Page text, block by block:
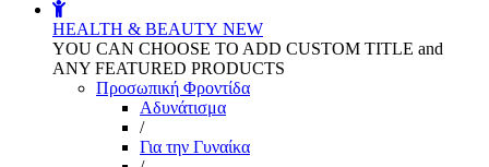
HEALTH & BEAUTY NEW
YOU CAN CHOOSE TO ADD CUSTOM TITLE and
ANY FEATURED PRODUCTS
Προσωπική Φροντίδα
Αδυνάτισμα
/
Για την Γυναίκα